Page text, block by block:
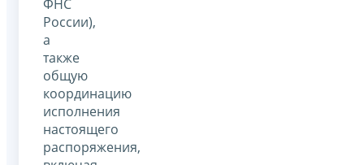
ФНС
России),
а
также
общую
координацию
исполнения
настоящего
распоряжения,